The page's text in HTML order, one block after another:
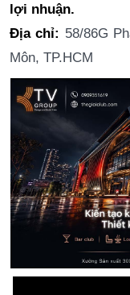
lợi nhuận.
Địa chỉ: 58/86G
Môn, TP.HCM